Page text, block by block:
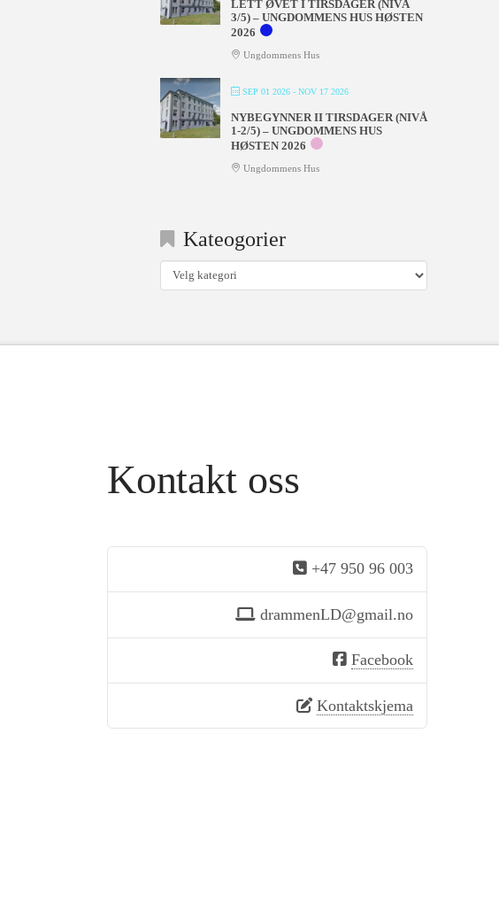
LETT ØVET I TIRSDAGER (NIVÅ
3/5) – UNGDOMMENS HUS HØSTEN
2026
Ungdommens Hus
SEP 01 2026 - NOV 17 2026
NYBEGYNNER II TIRSDAGER (NIVÅ
1-2/5) – UNGDOMMENS HUS
HØSTEN 2026
Ungdommens Hus
Kateogorier
Kateogorier
Kontakt oss
+47 950 96 003
drammenLD@gmail.no
Facebook
Kontaktskjema